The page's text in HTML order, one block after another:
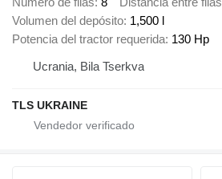
Volumen del depósito 1,500 l
Potencia del tractor requerida 130 Hp
Ucrania, Bila Tserkva
TLS UKRAINE